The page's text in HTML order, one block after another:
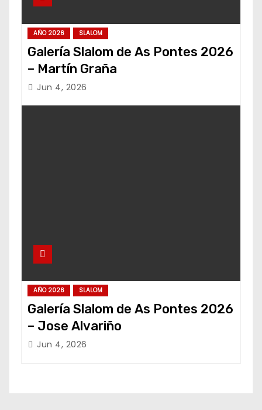
AÑO 2026 SLALOM
Galería Slalom de As Pontes 2026
– Martín Graña
Jun 4, 2026
AÑO 2026 SLALOM
Galería Slalom de As Pontes 2026
– Jose Alvariño
Jun 4, 2026